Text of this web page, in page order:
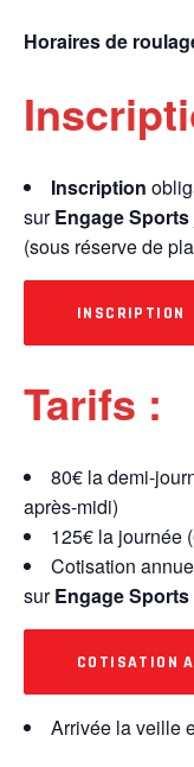
Horaires de
Inscription
surEngage Sports
(sous réserve de
INSCRIPTION
Tarifs :
80€ la demi-
après-midi)
125€ la journée
Cotisation
surEngage Sports
COTISATION
Arrivée la veille